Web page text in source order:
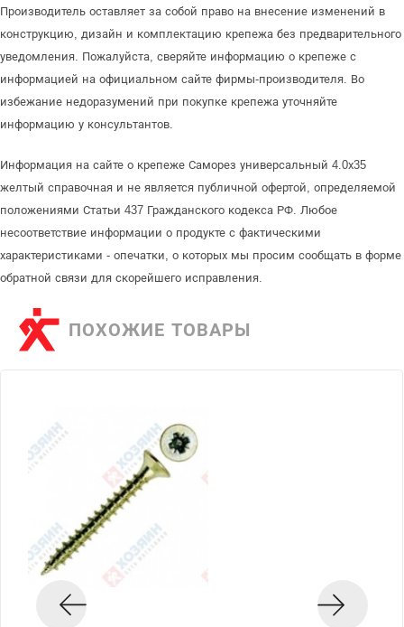
Производитель оставляет за собой право на внесение изменений в
конструкцию, дизайн и комплектацию крепежа без предварительного
уведомления. Пожалуйста, сверяйте информацию о крепеже с
информацией на официальном сайте фирмы-производителя. Во
избежание недоразумений при покупке крепежа уточняйте
информацию у консультантов.
Информация на сайте о крепеже Саморез универсальный 4.0х35
желтый справочная и не является публичной офертой, определяемой
положениями Статьи 437 Гражданского кодекса РФ. Любое
несоответствие информации о продукте с фактическими
характеристиками - опечатки, о которых мы просим сообщать в форме
обратной связи для скорейшего исправления.
ПОХОЖИЕ ТОВАРЫ